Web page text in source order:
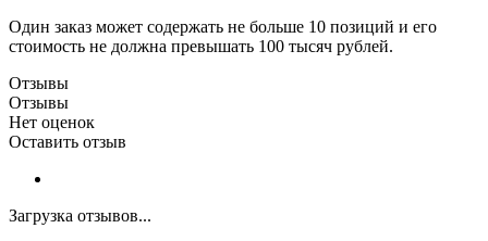
Один заказ может содержать не больше 10 позиций и его
стоимость не должна превышать 100 тысяч рублей.
Отзывы
Отзывы
Нет оценок
Оставить отзыв
Загрузка отзывов...